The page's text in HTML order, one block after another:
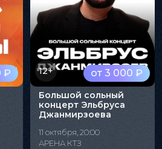
₽ от 3 000 ₽
12+
Большой сольный
концерт Эльбруса
Джанмирзоева
11 октября, 20:00
АРЕНА КТЗ